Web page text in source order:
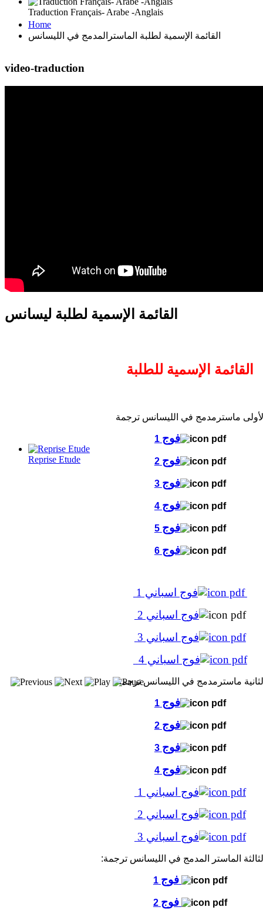
Traduction Français- Arabe -Anglais
Reprise Etude
Home
القائمة الإسمية لطلبة الماسترالمدمج في الليسانس
video-traduction
القائمة الإسمية لطلبة ليسانس
القائمة الإسمية للطلبة
فوج 1
فوج 2
فوج 3
فوج 4
فوج 5
فوج 6
فوج اسباني 1
فوج اسباني 2
فوج اسباني 3
فوج اسباني 4
فوج 1
فوج 2
فوج 3
فوج 4
فوج اسباني 1
فوج اسباني 2
فوج اسباني 3
فوج1
فوج2